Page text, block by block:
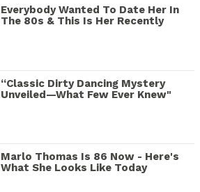
Everybody Wanted To Date Her In
The 80s & This Is Her Recently
“Classic Dirty Dancing Mystery
Unveiled—What Few Ever Knew"
Marlo Thomas Is 86 Now - Here's
What She Looks Like Today